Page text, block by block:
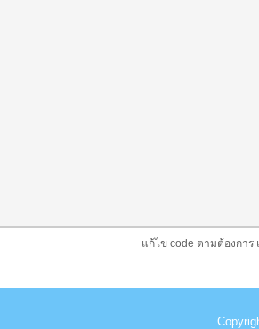
แก้ไข code ตามต้องกา